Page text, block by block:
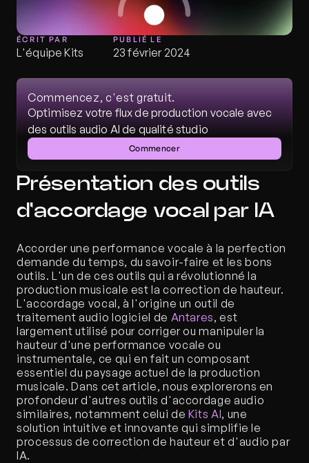
ÉCRIT PAR
L'équipe Kits
PUBLIÉ LE
23 février 2024
Présentation des outils
d'accordage vocal par IA
Accorder une performance vocale à la perfection
demande du temps, du savoir-faire et les bons
outils. L'un de ces outils qui a révolutionné la
production musicale est la correction de hauteur.
L'accordage vocal, à l'origine un outil de
traitement audio logiciel de Antares, est
largement utilisé pour corriger ou manipuler la
hauteur d'une performance vocale ou
instrumentale, ce qui en fait un composant
essentiel du paysage actuel de la production
musicale. Dans cet article, nous explorerons en
profondeur d'autres outils d'accordage audio
similaires, notamment celui de Kits AI, une
solution intuitive et innovante qui simplifie le
processus de correction de hauteur et d'audio par
IA.
Commencez, c'est gratuit.
Optimisez votre flux de production vocale avec
des outils audio AI de qualité studio
Commencer